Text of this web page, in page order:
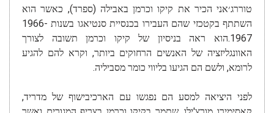
טוררג׳אני הכיר את קיקו וכרמן באבילה (ספרד), כאשר הוא
השתתף בקטכזי שהם העבירו בכנסיית סנטיאגו בשנות 1966-
1967.הוא ראה בניסיון של קיקו וכרמן תשובה לצורך
האוונגליזציה של האנשים הרחוקים ביותר, וקרא להם להגיע
לרומא, ולשם הם הגיעו בליווי כומר מסביליה.
לפני היציאה למסע הם נפגשו עם הארכיבישוף של מדריד,